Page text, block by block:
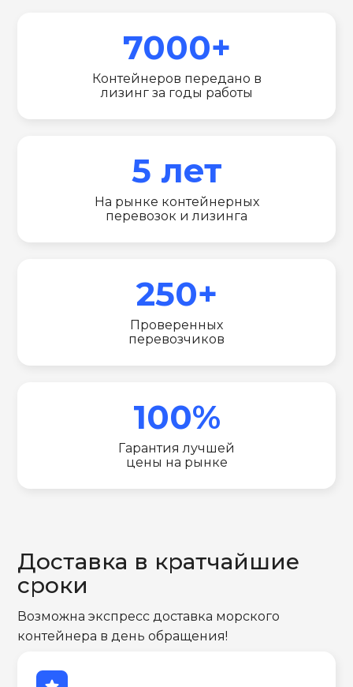
7000+
Контейнеров передано в
лизинг за годы работы
5 лет
На рынке контейнерных
перевозок и лизинга
250+
Проверенных
перевозчиков
100%
Гарантия лучшей
цены на рынке
Доставка в кратчайшие
сроки
Возможна экспресс доставка морского
контейнера в день обращения!